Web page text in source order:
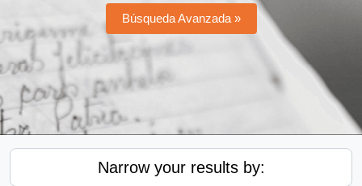
Búsqueda Avanzada »
Narrow your results by: